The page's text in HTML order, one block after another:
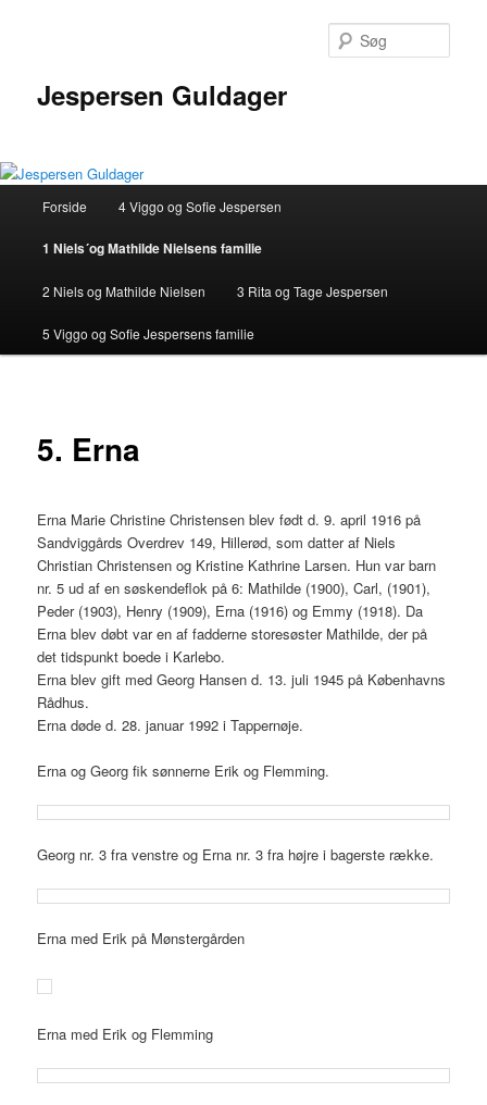
Jespersen Guldager
Forside 4 Viggo og Sofie Jespersen
1 Niels´og Mathilde Nielsens familie
2 Niels og Mathilde Nielsen 3 Rita og Tage Jespersen
5 Viggo og Sofie Jespersens familie
5. Erna
Erna Marie Christine Christensen blev født d. 9. april 1916 på
Sandviggårds Overdrev 149, Hillerød, som datter af Niels
Christian Christensen og Kristine Kathrine Larsen. Hun var barn
nr. 5 ud af en søskendeflok på 6: Mathilde (1900), Carl, (1901),
Peder (1903), Henry (1909), Erna (1916) og Emmy (1918). Da
Erna blev døbt var en af fadderne storesøster Mathilde, der på
det tidspunkt boede i Karlebo.
Erna blev gift med Georg Hansen d. 13. juli 1945 på Københavns
Rådhus.
Erna døde d. 28. januar 1992 i Tappernøje.
Erna og Georg fik sønnerne Erik og Flemming.
Georg nr. 3 fra venstre og Erna nr. 3 fra højre i bagerste række.
Erna med Erik på Mønstergården
Erna med Erik og Flemming